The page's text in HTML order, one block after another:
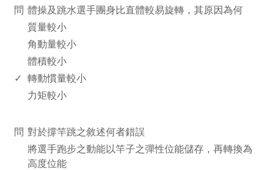
問 體操及跳水選手團身比直體較易旋轉，其原因為何
質量較小
角動量較小
體積較小
✓ 轉動慣量較小
力矩較小
問 對於撐竿跳之敘述何者錯誤
將選手跑步之動能以竿子之彈性位能儲存，再轉換為
高度位能